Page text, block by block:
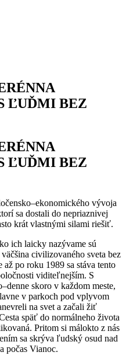
ĽUĎMI BEZ
ĽUĎMI BEZ
–ekonomického vývoja
sa dostali do nepriaznivej
krát vlastnými silami riešiť.
ich laicky nazývame sú
civilizovaného sveta bez
až po roku 1989 sa stáva tento
viditeľnejším. S
skoro v každom meste,
v parkoch pod vplyvom
na svet a začali žiť
späť do normálneho života
Pritom si málokto z nás
sa skrýva ľudský osud nad
počas Vianoc.